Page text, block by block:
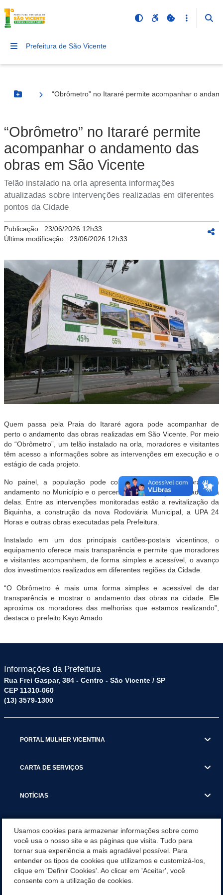
Prefeitura de São Vicente
Botão Menu
“Obrômetro” no Itararé permite acompanhar o
“Obrômetro” no Itararé permite
acompanhar o andamento das
obras em São Vicente
Telão instalado na orla apresenta informações
atualizadas sobre intervenções realizadas em diferentes
pontos da Cidade
Publicação: 23/06/2026 12h33
Última modificação: 23/06/2026 12h33
Quem passa pela Praia do Itararé agora pode acompanhar de
perto o andamento das obras realizadas em São Vicente. Por meio
do “Obrômetro”, um telão instalado na orla, moradores e visitantes
têm acesso a informações sobre as intervenções em execução e o
estágio de cada projeto.
No painel, a população pode conferir as principais obras em
andamento no Município e o percentual de execução de cada uma
delas. Entre as intervenções monitoradas estão a revitalização da
Biquinha, a construção da nova Rodoviária Municipal, a UPA 24
Horas e outras obras executadas pela Prefeitura.
Instalado em um dos principais cartões-postais vicentinos, o
equipamento oferece mais transparência e permite que moradores
e visitantes acompanhem, de forma simples e acessível, o avanço
dos investimentos realizados em diferentes regiões da Cidade.
“O Obrômetro é mais uma forma simples e acessível de dar
transparência e mostrar o andamento das obras na cidade. Ele
aproxima os moradores das melhorias que estamos realizando”,
destaca o prefeito Kayo Amado
Informações da Prefeitura
Rua Frei Gaspar, 384 - Centro - São Vicente / SP
CEP 11310-060
(13) 3579-1300
PORTAL MULHER VICENTINA
CARTA DE SERVIÇOS
NOTÍCIAS
VISITE SÃO VICENTE
INSTITUCIONAL
Usamos cookies para armazenar informações sobre como
você usa o nosso site e as páginas que visita. Tudo para
tornar sua experiência a mais agradável possível. Para
entender os tipos de cookies que utilizamos e customizá-los,
clique em 'Definir Cookies'. Ao clicar em 'Aceitar', você
consente com a utilização de cookies.